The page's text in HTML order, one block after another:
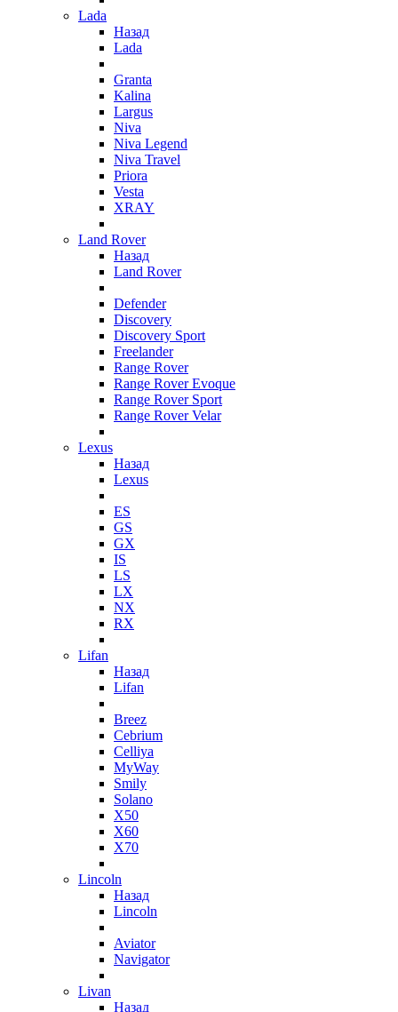
Lada
Назад
Lada
Granta
Kalina
Largus
Niva
Niva Legend
Niva Travel
Priora
Vesta
XRAY
Land Rover
Назад
Land Rover
Defender
Discovery
Discovery Sport
Freelander
Range Rover
Range Rover Evoque
Range Rover Sport
Range Rover Velar
Lexus
Назад
Lexus
ES
GS
GX
IS
LS
LX
NX
RX
Lifan
Назад
Lifan
Breez
Cebrium
Celliya
MyWay
Smily
Solano
X50
X60
X70
Lincoln
Назад
Lincoln
Aviator
Navigator
Livan
Назад